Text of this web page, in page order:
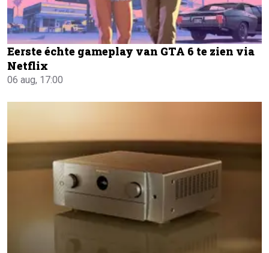
Eerste échte gameplay van GTA 6 te zien via
Netflix
06 aug, 17:00